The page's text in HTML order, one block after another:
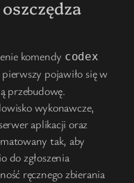
komendy codex
pojawiło się w
przebudowę.
wykonawcze,
aplikacji oraz
tak, aby
do zgłoszenia
ręcznego zbierania